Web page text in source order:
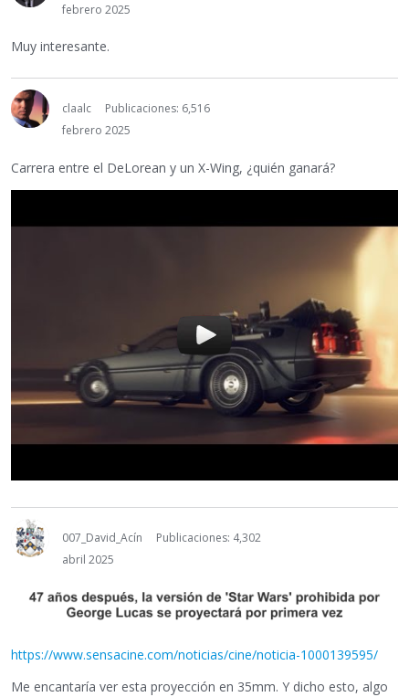
febrero 2025
Muy interesante.
claalc
Publicaciones: 6,516
febrero 2025
Carrera entre el DeLorean y un X-Wing, ¿quién ganará?
007_David_Acín
Publicaciones: 4,302
abril 2025
https://www.sensacine.com/noticias/cine/noticia-1000139595/
Me encantaría ver esta proyección en 35mm. Y dicho esto, algo